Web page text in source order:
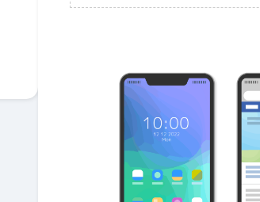
つ！おすすめパーティ